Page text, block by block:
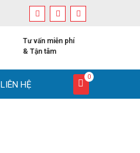
Tư vấn miễn phí
& Tận tâm
LIÊN HỆ
0